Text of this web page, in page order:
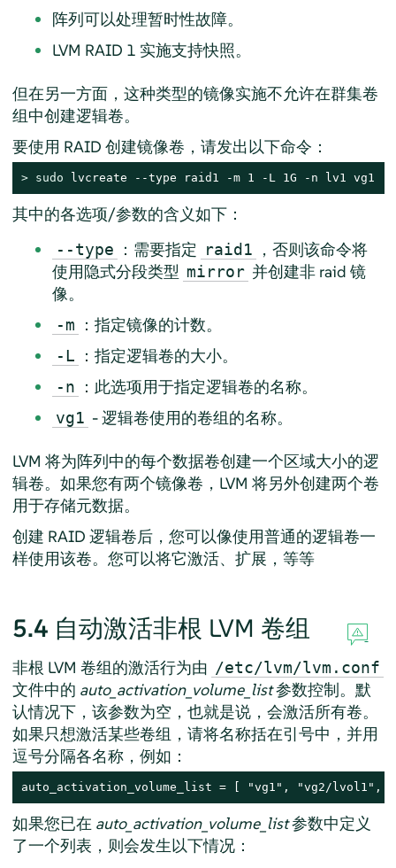
阵列可以处理暂时性故障。
LVM RAID 1 实施支持快照。
但在另一方面，这种类型的镜像实施不允许在群集卷
组中创建逻辑卷。
要使用 RAID 创建镜像卷，请发出以下命令：
> sudo lvcreate --type raid1 -m 1 -L 1G -n lv1 vg1
其中的各选项/参数的含义如下：
--type ：需要指定 raid1
，否则该命令将
使用隐式分段类型 mirror 并创建非 raid 镜
像。
-m ：指定镜像的计数。
-L ：指定逻辑卷的大小。
-n ：此选项用于指定逻辑卷的名称。
vg1 - 逻辑卷使用的卷组的名称。
LVM 将为阵列中的每个数据卷创建一个区域大小的逻
辑卷。如果您有两个镜像卷，LVM 将另外创建两个卷
用于存储元数据。
创建 RAID 逻辑卷后，您可以像使用普通的逻辑卷一
样使用该卷。您可以将它激活、扩展，等等
5.4 自动激活非根 LVM 卷组
非根 LVM 卷组的激活行为由 /etc/lvm/lvm.conf
文件中的 auto_activation_volume_list参数控制。默
认情况下，该参数为空，也就是说，会激活所有卷。
如果只想激活某些卷组，请将名称括在引号中，并用
逗号分隔各名称，例如：
auto_activation_volume_list = [ "vg1", "vg2/lvol1",
如果您已在 auto_activation_volume_list参数中定义
了一个列表，则会发生以下情况：